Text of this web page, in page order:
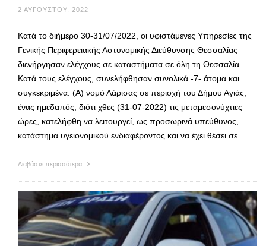
2 ΑΥΓΟΎΣΤΟΥ, 2022
Κατά το διήμερο 30-31/07/2022, οι υφιστάμενες Υπηρεσίες της
Γενικής Περιφερειακής Αστυνομικής Διεύθυνσης Θεσσαλίας
διενήργησαν ελέγχους σε καταστήματα σε όλη τη Θεσσαλία.
Κατά τους ελέγχους, συνελήφθησαν συνολικά -7- άτομα και
συγκεκριμένα: (Α) νομό Λάρισας σε περιοχή του Δήμου Αγιάς,
ένας ημεδαπός, διότι χθες (31-07-2022) τις μεταμεσονύχτιες
ώρες, κατελήφθη να λειτουργεί, ως προσωρινά υπεύθυνος,
κατάστημα υγειονομικού ενδιαφέροντος και να έχει θέσει σε …
Διαβάστε περισσότερα